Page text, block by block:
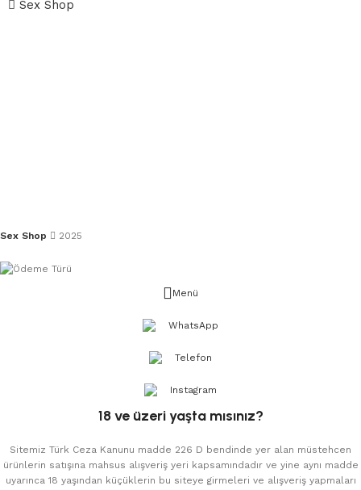
Sex Shop
Sex Shop 2025
Menü
WhatsApp
Telefon
Instagram
18 ve üzeri yaşta mısınız?
Sitemiz Türk Ceza Kanunu madde 226 D bendinde yer alan müstehcen
ürünlerin satışına mahsus alışveriş yeri kapsamındadır ve yine aynı madde
uyarınca 18 yaşından küçüklerin bu siteye girmeleri ve alışveriş yapmaları